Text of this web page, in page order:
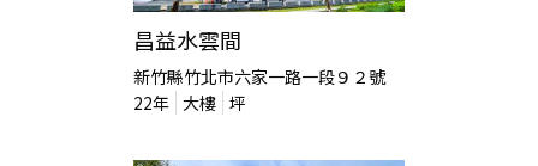
昌益水雲間
新竹縣竹北市六家一路一段９２號
22年 大樓 坪